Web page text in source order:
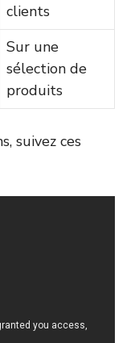
clients
Sur une
sélection de
produits
suivez ces